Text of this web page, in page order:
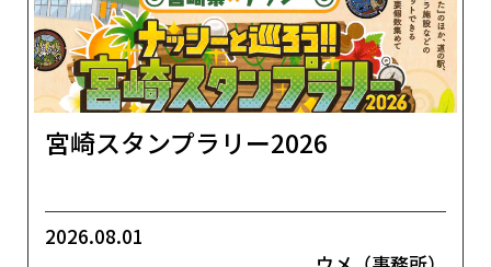
宮崎スタンプラリー2026
2026.08.01